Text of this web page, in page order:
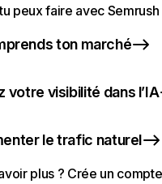
peux faire avec Semrush
ton marché
votre visibilité dans l’IA
le trafic naturel
plus ? Crée un compte